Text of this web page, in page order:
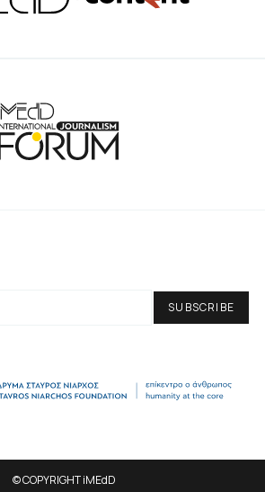
© COPYRIGHT iMEdD